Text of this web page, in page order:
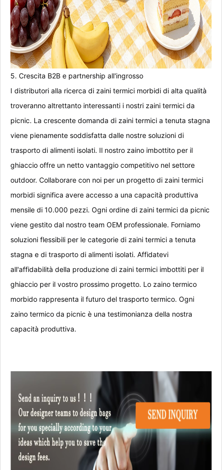
5. Crescita B2B e partnership all'ingrosso
I distributori alla ricerca di zaini termici morbidi di alta qualità
troveranno altrettanto interessanti i nostri zaini termici da
picnic. La crescente domanda di zaini termici a tenuta stagna
viene pienamente soddisfatta dalle nostre soluzioni di
trasporto di alimenti isolati. Il nostro zaino imbottito per il
ghiaccio offre un netto vantaggio competitivo nel settore
outdoor. Collaborare con noi per un progetto di zaini termici
morbidi significa avere accesso a una capacità produttiva
mensile di 10.000 pezzi. Ogni ordine di zaini termici da picnic
viene gestito dal nostro team OEM professionale. Forniamo
soluzioni flessibili per le categorie di zaini termici a tenuta
stagna e di trasporto di alimenti isolati. Affidatevi
all'affidabilità della produzione di zaini termici imbottiti per il
ghiaccio per il vostro prossimo progetto. Lo zaino termico
morbido rappresenta il futuro del trasporto termico. Ogni
zaino termico da picnic è una testimonianza della nostra
capacità produttiva.